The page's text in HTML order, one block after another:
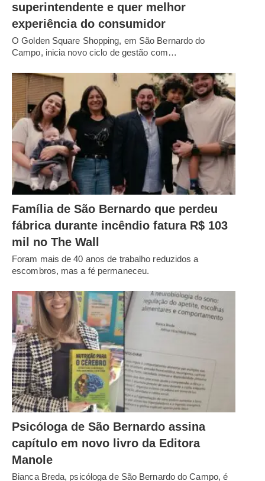
superintendente e quer melhor
experiência do consumidor
O Golden Square Shopping, em São Bernardo do
Campo, inicia novo ciclo de gestão com…
Família de São Bernardo que perdeu
fábrica durante incêndio fatura R$ 103
mil no The Wall
Foram mais de 40 anos de trabalho reduzidos a
escombros, mas a fé permaneceu.
Psicóloga de São Bernardo assina
capítulo em novo livro da Editora
Manole
Bianca Breda, psicóloga de São Bernardo do Campo, é